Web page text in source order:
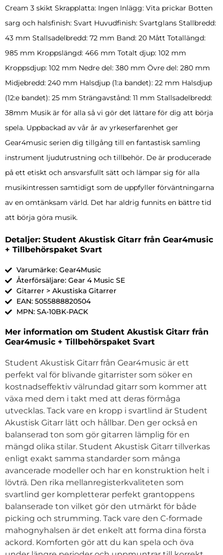
Cream 3 skikt Skrapplatta: Ingen Inlägg: Vita prickar Botten
sarg och halsfinish: Svart Huvudfinish: Svartglans Stallbredd:
43 mm Stallsadelbredd: 72 mm Band: 20 Mått Totallängd:
985 mm Kroppslängd: 466 mm Totalt djup: 102 mm
Kroppsdjup: 102 mm Nedre del: 380 mm Övre del: 280 mm
Midjebredd: 240 mm Halsdjup (1:a bandet): 22 mm Halsdjup
(12:e bandet): 25 mm Strängavstånd: 11 mm Stallsadelbredd:
38mm Musik är för alla så vi gör det lättare för dig att börja
spela. Uppbackad av vår år av yrkeserfarenhet ger
Gear4music serien dig tillgång till en fantastisk samling
instrument ljudutrustning och tillbehör. De är producerade
på ett etiskt och ansvarsfullt sätt och lämpar sig för alla
musikintressen samtidigt som de uppfyller förväntningarna
av en omtänksam värld. Det har aldrig funnits en bättre tid
att börja göra musik.
Detaljer: Student Akustisk Gitarr från Gear4music
+ Tillbehörspaket Svart
Varumärke: Gear4Music
Återförsäljare: Gear 4 Music SE
Gitarrer > Akustiska Gitarrer
EAN: 5055888820504
MPN: SA-10BK-PACK
Mer information om Student Akustisk Gitarr från
Gear4music + Tillbehörspaket Svart
Student Akustisk Gitarr från Gear4music är ett
perfekt val för blivande gitarrister som söker en
kostnadseffektiv välrundad gitarr som kommer att
växa med dem i takt med att deras förmåga
utvecklas. Tack vare en kropp i svartlind är Student
Akustisk Gitarr lätt och hållbar. Den ger också en
balanserad ton som gör gitarren lämplig för en
mängd olika stilar. Student Akustisk Gitarr tillverkas
enligt exakt samma standarder som många
avancerade modeller och har en konstruktion helt i
lövträ. Den rika mellanregisterkvaliteten som
svartlind ger kompletterar perfekt grantoppens
balanserade ton vilket gör den utmärkt för både
picking och strumming. Tack vare den C-formade
mahognyhalsen är det enkelt att forma dina första
ackord. Komforten gör att du kan spela och öva